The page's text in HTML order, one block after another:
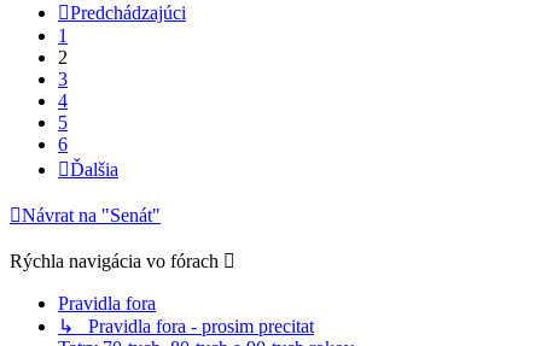
Predchádzajúci
1
2
3
4
5
6
Ďalšia
Návrat na "Senát"
Rýchla navigácia vo fórach
Pravidla fora
↳ Pravidla fora - prosim precitat